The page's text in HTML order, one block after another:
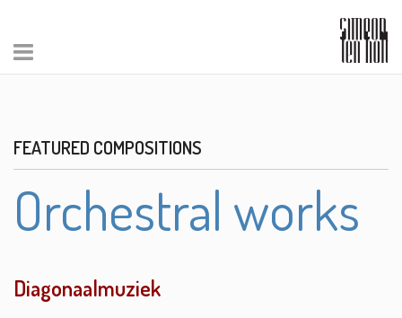
FEATURED COMPOSITIONS
Orchestral works
Diagonaalmuziek